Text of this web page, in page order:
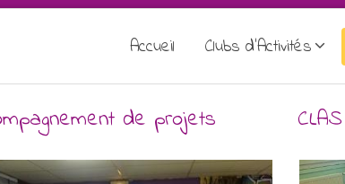
Accueil Clubs d'Activités
de projets CLAS